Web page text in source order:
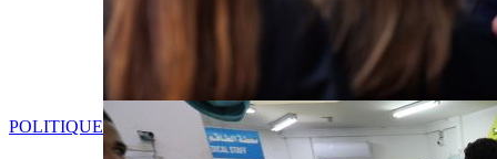
POLITIQUE